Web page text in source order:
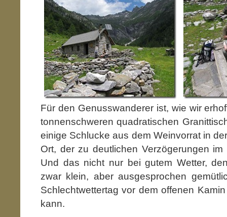
Für den Genusswanderer ist, wie wir
tonnenschweren quadratischen
einige Schlucke aus dem Weinvorrat in
Ort, der zu deutlichen Verzögerungen
Und das nicht nur bei gutem Wetter,
zwar klein, aber ausgesprochen
Schlechtwettertag vor dem offenen
kann.